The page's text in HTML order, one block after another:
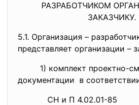
РАЗРАБОТЧИКОМ
ЗАКАЗЧИКУ.
5.1. Организация –
представляет организации –
1) комплект проектно-
документации в
СН и П 4.02.01-85